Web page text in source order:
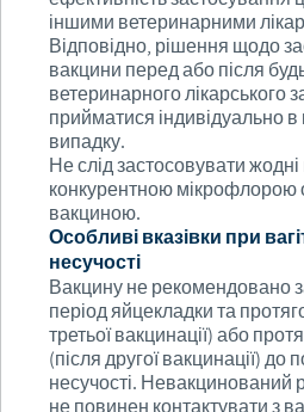
іншими ветеринарними
Відповідно, рішення щодо
вакцини перед або після
ветеринарного лікарського
прийматися індивідуально
випадку.
Не слід застосовувати
конкурентною мікрофлорою
вакциною.
Особливі вказівки при
несучості
Вакцину не рекомендовано
період яйцекладки та
третьої вакцинації) або
(після другої вакцинації) до
несучості.
не повинен контактувати з